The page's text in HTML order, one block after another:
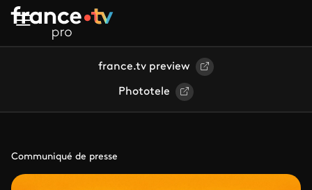
Aller au contenu principal
france.tv preview
Phototele
Communiqué de presse